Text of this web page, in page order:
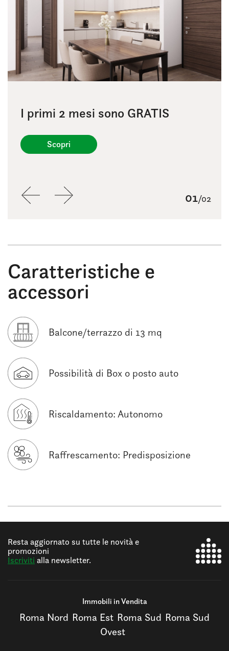
I primi 2 mesi sono GRATIS
Scopri
01/02
1 mese di canone GRATIS + Box
auto
Scopri
02/02
Caratteristiche e
accessori
Balcone/terrazzo di 13 mq
Possibilità di Box o posto auto
Riscaldamento: Autonomo
Raffrescamento: Predisposizione
Resta aggiornato su tutte le novità e
promozioni
Iscriviti alla newsletter.
Immobili in Vendita
Roma Nord Roma Est Roma Sud Roma Sud
Ovest